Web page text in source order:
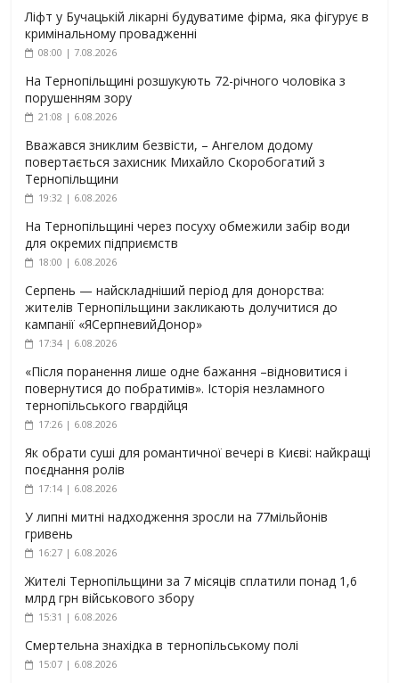
Ліфт у Бучацькій лікарні будуватиме фірма, яка фігурує в
кримінальному провадженні
08:00 | 7.08.2026
На Тернопільщині розшукують 72-річного чоловіка з
порушенням зору
21:08 | 6.08.2026
Вважався зниклим безвісти, – Ангелом додому
повертається захисник Михайло Скоробогатий з
Тернопільщини
19:32 | 6.08.2026
На Тернопільщині через посуху обмежили забір води
для окремих підприємств
18:00 | 6.08.2026
Серпень — найскладніший період для донорства:
жителів Тернопільщини закликають долучитися до
кампанії «ЯСерпневийДонор»
17:34 | 6.08.2026
«Після поранення лише одне бажання –відновитися і
повернутися до побратимів». Історія незламного
тернопільського гвардійця
17:26 | 6.08.2026
Як обрати суші для романтичної вечері в Києві: найкращі
поєднання ролів
17:14 | 6.08.2026
У липні митні надходження зросли на 77мільйонів
гривень
16:27 | 6.08.2026
Жителі Тернопільщини за 7 місяців сплатили понад 1,6
млрд грн військового збору
15:31 | 6.08.2026
Смертельна знахідка в тернопільському полі
15:07 | 6.08.2026